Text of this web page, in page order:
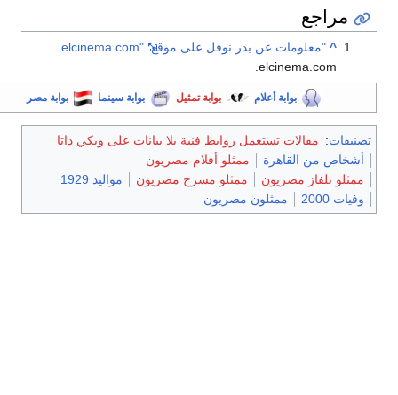
مراجع
"معلومات عن بدر نوفل على موقع elcinema.com".
elcinema.com.
بوابة أعلام بوابة تمثيل بوابة سينما بوابة مصر
تصنيفات: مقالات تستعمل روابط فنية بلا بيانات على ويكي داتا
أشخاص من القاهرة
ممثلو أفلام مصريون
ممثلو تلفاز مصريون
ممثلو مسرح مصريون
مواليد 1929
وفيات 2000
ممثلون مصريون